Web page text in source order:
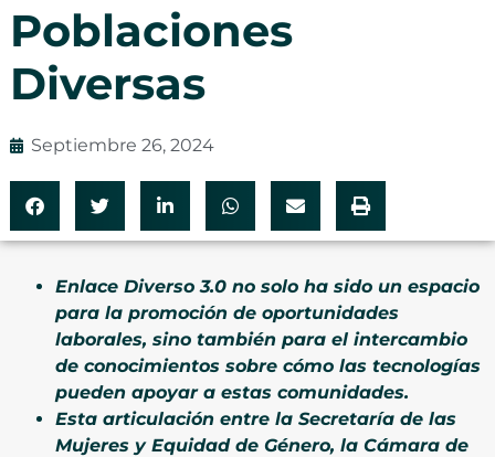
Poblaciones
Diversas
Septiembre 26, 2024
Enlace Diverso 3.0 no solo ha sido un espacio
para la promoción de oportunidades
laborales, sino también para el intercambio
de conocimientos sobre cómo las tecnologías
pueden apoyar a estas comunidades.
Esta articulación entre la Secretaría de las
Mujeres y Equidad de Género, la Cámara de